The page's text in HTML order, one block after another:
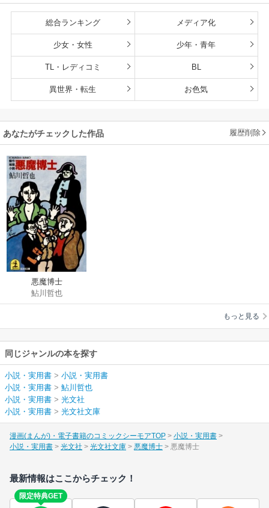
総合ランキング メディア化
少女・女性 少年・青年
TL・レディコミ BL
異世界・転生 お色気
あなたがチェックした作品 履歴削除
悪魔博士
鮎川哲也
もっと見る
同じジャンルの本を探す
小説・実用書 > 小説・実用書
小説・実用書 > 鮎川哲也
小説・実用書 > 光文社
小説・実用書 > 光文社文庫
漫画(まんが)・電子書籍のコミックシーモアTOP
小説・実用書
小説・実用書
光文社 光文社文庫 悪魔博士 悪魔博士
最新情報はここからチェック！
限定特典GET